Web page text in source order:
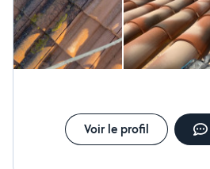
Voir le profil